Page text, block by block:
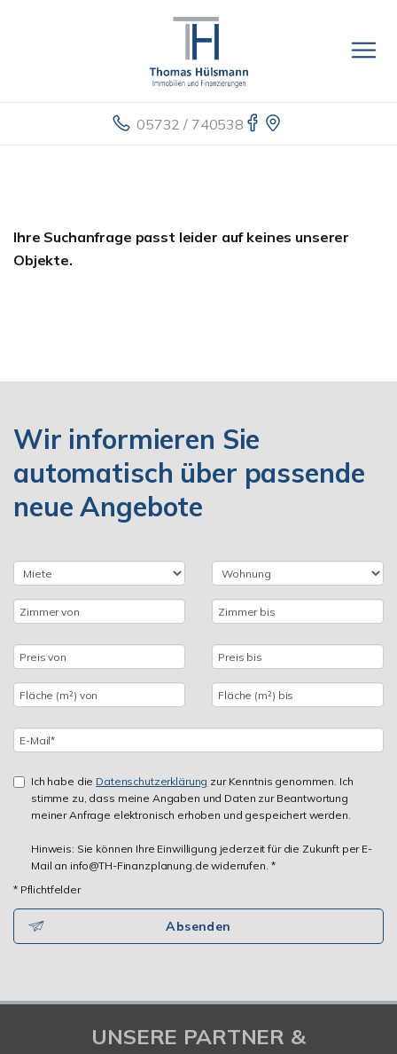
05732 / 740538
Ihre Suchanfrage passt leider auf keines unserer
Objekte.
Wir informieren Sie
automatisch über passende
neue Angebote
Ich habe die Datenschutzerklärung zur Kenntnis genommen. Ich
stimme zu, dass meine Angaben und Daten zur Beantwortung
meiner Anfrage elektronisch erhoben und gespeichert werden.
Hinweis: Sie können Ihre Einwilligung jederzeit für die Zukunft per E-
Mail an info@TH-Finanzplanung.de widerrufen. *
* Pflichtfelder
Absenden
UNSERE PARTNER &